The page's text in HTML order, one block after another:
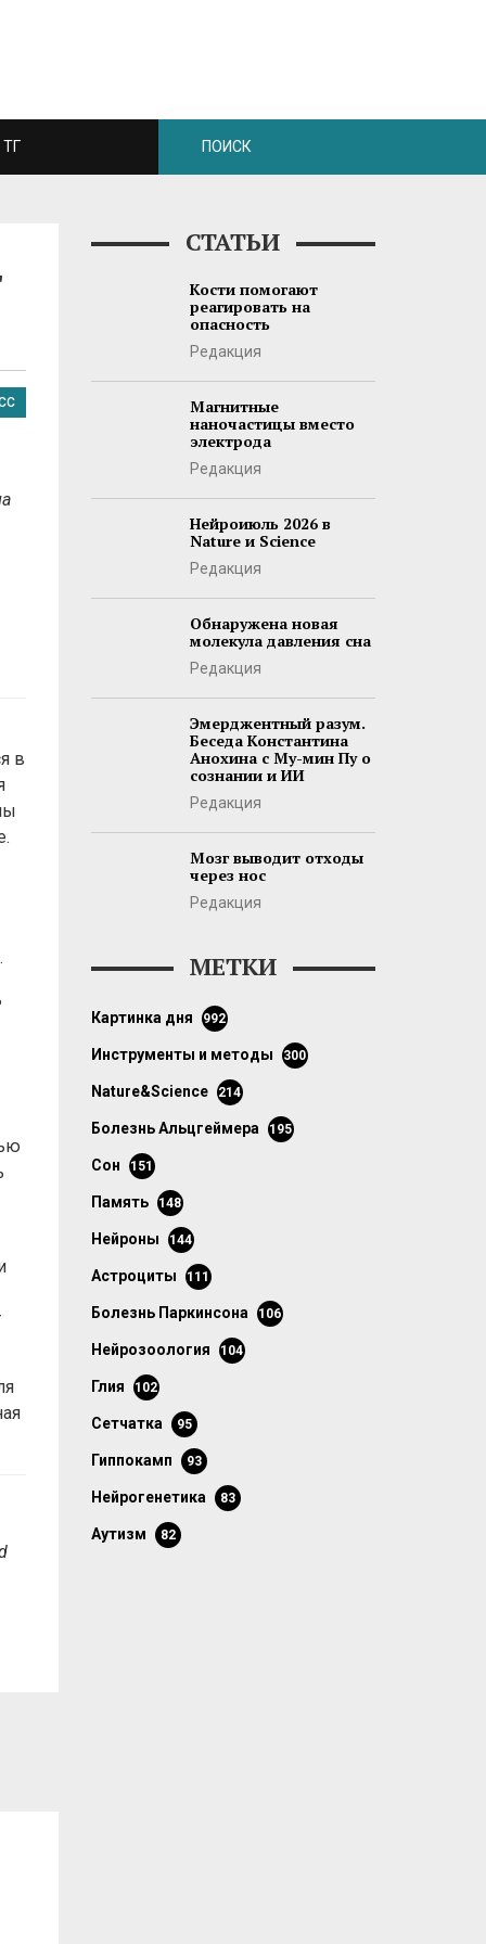
ТГ
в
СТАТЬИ
Кости помогают
реагировать на
опасность
Редакция
Магнитные
наночастицы вместо
электрода
Редакция
Нейроиюль 2026 в
Nature и Science
Редакция
Обнаружена новая
молекула давления сна
Редакция
Эмерджентный разум.
Беседа Константина
Анохина с Му-мин Пу о
сознании и ИИ
Редакция
Мозг выводит отходы
через нос
Редакция
МЕТКИ
картинка дня 992
инструменты и методы 300
Nature&Science 214
болезнь Альцгеймера 195
сон 151
память 148
нейроны 144
астроциты 111
болезнь Паркинсона 106
нейрозоология 104
глия 102
сетчатка 95
гиппокамп 93
нейрогенетика 83
аутизм 82